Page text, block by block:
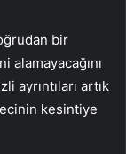
bir
ayrıntıları artık
kesintiye